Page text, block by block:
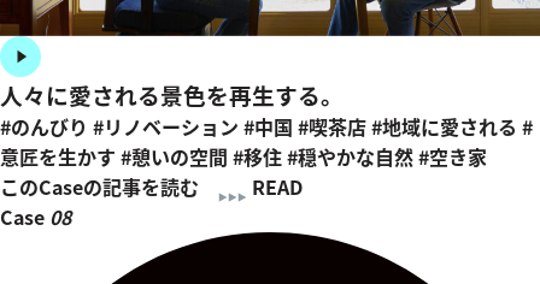
人々に愛される景色を再生する。
#のんびり #リノベーション #中国 #喫茶店#地域に愛される #
意匠を生かす #憩いの空間 #移住#穏やかな自然#空き家
このCaseの記事を読む
READ
Case 08